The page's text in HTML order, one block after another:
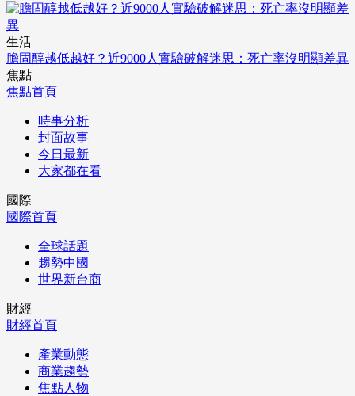
生活
膽固醇越低越好？近9000人實驗破解迷思：死亡率沒明顯差異
焦點
焦點首頁
時事分析
封面故事
今日最新
大家都在看
國際
國際首頁
全球話題
趨勢中國
世界新台商
財經
財經首頁
產業動態
商業趨勢
焦點人物